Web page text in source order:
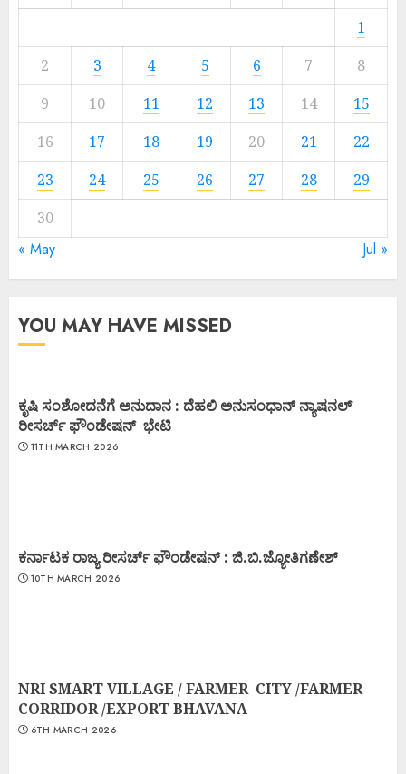
1
2
3 4 5 6 7
8
9
10 11 12 13 14
15
16
17 18 19 20 21
22
23
24 25 26 27 28
29
30
« May Jul »
YOU MAY HAVE MISSED
ಕೃಷಿ ಸಂಶೋದನೆಗೆ ಅನುದಾನ : ದೆಹಲಿ ಅನುಸಂಧಾನ್ ನ್ಯಾಷನಲ್
ರೀಸರ್ಚ್ ಫೌಂಡೇಷನ್ ಭೇಟಿ
11TH MARCH 2026
ಕರ್ನಾಟಕ ರಾಜ್ಯ ರೀಸರ್ಚ್ ಫೌಂಡೇಷನ್ : ಜಿ.ಬಿ.ಜ್ಯೋತಿಗಣೇಶ್
10TH MARCH 2026
NRI SMART VILLAGE / FARMER CITY /FARMER
CORRIDOR /EXPORT BHAVANA
6TH MARCH 2026